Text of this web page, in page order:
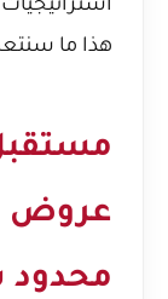
هذا ما
عروض
محدود